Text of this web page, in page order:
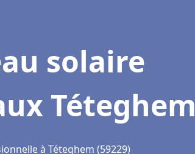
solaire
Téteghem
à Téteghem (59229)